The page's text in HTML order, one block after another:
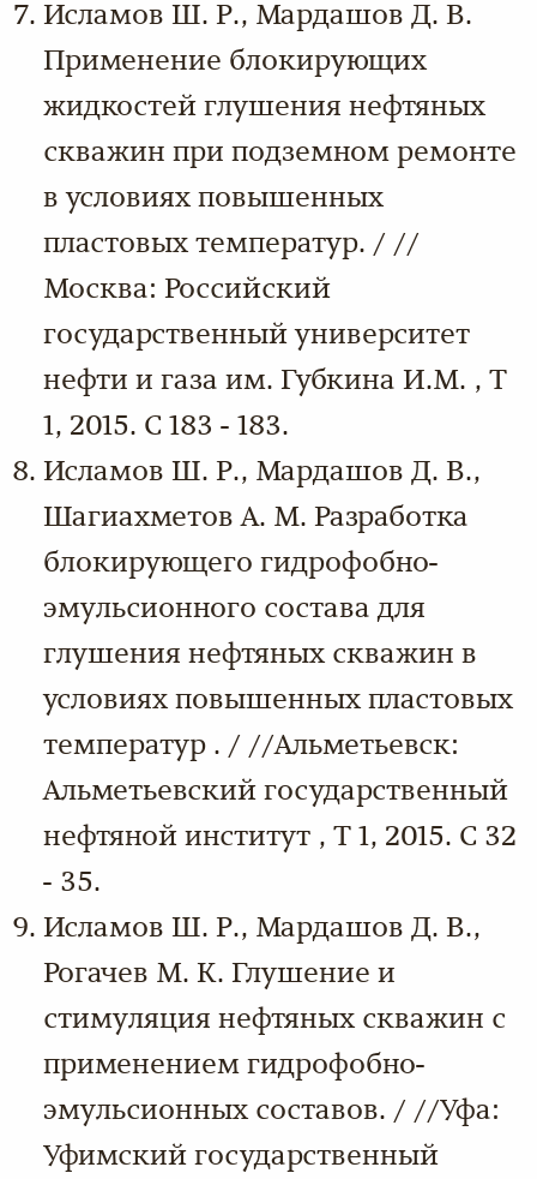
Исламов Ш. Р., Мардашов Д. В.
Применение блокирующих
жидкостей глушения нефтяных
скважин при подземном ремонте
в условиях повышенных
пластовых температур. / //
Москва: Российский
государственный университет
нефти и газа им. Губкина И.М. , Т
1, 2015. С 183 - 183.
Исламов Ш. Р., Мардашов Д. В.,
Шагиахметов А. М. Разработка
блокирующего гидрофобно-
эмульсионного состава для
глушения нефтяных скважин в
условиях повышенных пластовых
температур . / //Альметьевск:
Альметьевский государственный
нефтяной институт , Т 1, 2015. С 32
- 35.
Исламов Ш. Р., Мардашов Д. В.,
Рогачев М. К. Глушение и
стимуляция нефтяных скважин с
применением гидрофобно-
эмульсионных составов. / //Уфа:
Уфимский государственный